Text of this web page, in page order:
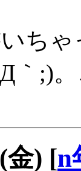
ちゃ
｀;)
金) [n